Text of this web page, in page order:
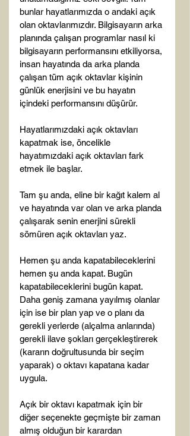
bunlar hayatlarımızda o andaki açık
olan oktavlarımızdır. Bilgisayarın arka
planında çalışan programlar nasıl ki
bilgisayarın performansını etkiliyorsa,
insan hayatında da arka planda
çalışan tüm açık oktavlar kişinin
günlük enerjisini ve bu hayatın
içindeki performansını düşürür.
Hayatlarımızdaki açık oktavları
kapatmak ise, öncelikle
hayatımızdaki açık oktavları fark
etmek ile başlar.
Tam şu anda, eline bir kağıt kalem al
ve hayatında var olan ve arka planda
çalışarak senin enerjini sürekli
sömüren açık oktavları yaz.
Hemen şu anda kapatabileceklerini
hemen şu anda kapat. Bugün
kapatabileceklerini bugün kapat.
Daha geniş zamana yayılmış olanlar
için ise bir plan yap ve o planı da
gerekli yerlerde (alçalma anlarında)
gerekli ilave şokları gerçekleştirerek
(kararın doğrultusunda bir seçim
yaparak) o oktavı kapatana kadar
uygula.
Açık bir oktavı kapatmak için bir
diğer seçenekte geçmişte bir zaman
almış olduğun bir karardan